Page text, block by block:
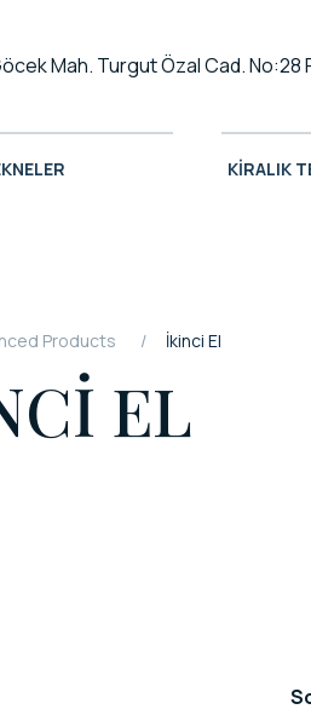
Mah. Turgut Özal Cad. No:28
KIRALIK
Products İkinci El
EL